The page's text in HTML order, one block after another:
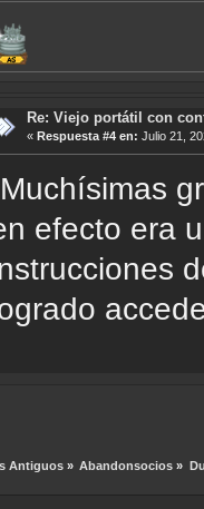
Re: Viejo portátil con
« Respuesta #4 en: Julio 21,
efecto era
Antiguos» Abandonsocios »